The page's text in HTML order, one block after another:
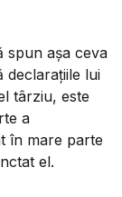
spun așa ceva
declarațiile lui
târziu, este
a
în mare parte
el.